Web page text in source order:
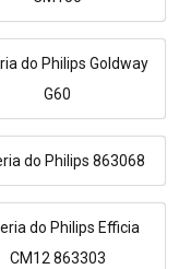
do Philips Goldway
G60
do Philips 863068
do Philips Efficia
CM12 863303